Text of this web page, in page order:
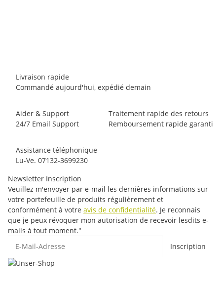
Livraison rapide
Commandé aujourd'hui, expédié demain
Aider & Support
24/7 Email Support
Traitement rapide des retours
Remboursement rapide garanti
Assistance téléphonique
Lu-Ve. 07132-3699230
Newsletter Inscription
Veuillez m'envoyer par e-mail les dernières informations sur
votre portefeuille de produits régulièrement et
conformément à votre avis de confidentialité. Je reconnais
que je peux révoquer mon autorisation de recevoir lesdits e-
mails à tout moment."
Inscription